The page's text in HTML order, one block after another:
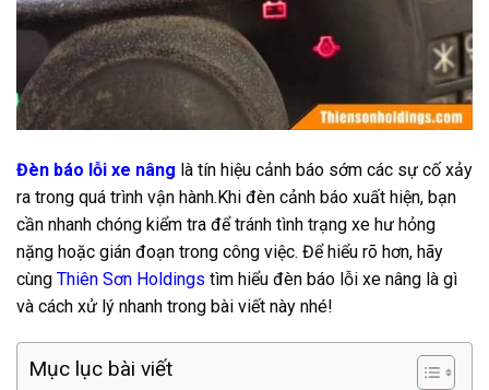
Đèn báo lỗi xe nâng là tín hiệu cảnh báo sớm các sự cố xảy
ra trong quá trình vận hành.Khi đèn cảnh báo xuất hiện, bạn
cần nhanh chóng kiểm tra để tránh tình trạng xe hư hỏng
nặng hoặc gián đoạn trong công việc. Để hiểu rõ hơn, hãy
cùng Thiên Sơn Holdings tìm hiểu đèn báo lỗi xe nâng là gì
và cách xử lý nhanh trong bài viết này nhé!
Mục lục bài viết